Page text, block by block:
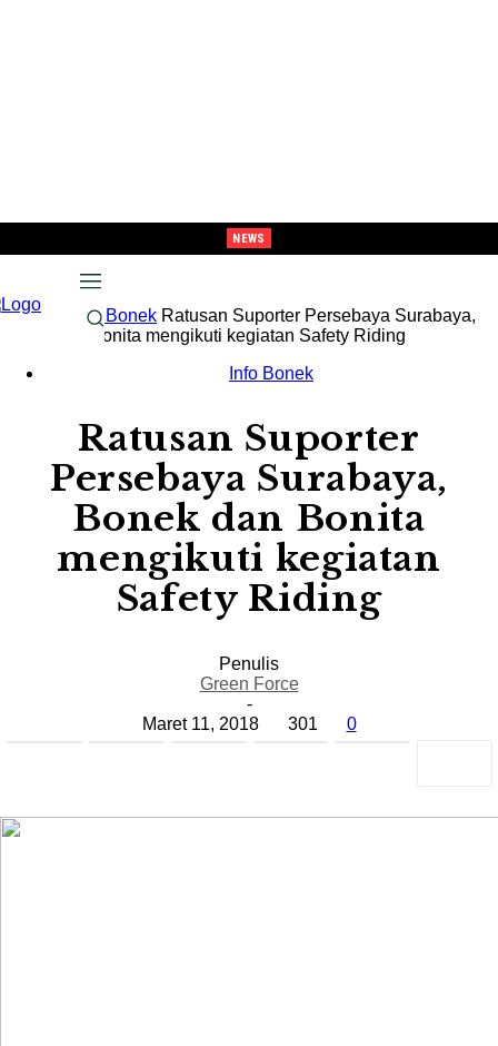
NEWS
Beranda Info Bonek Ratusan Suporter Persebaya Surabaya,
Bonek dan Bonita mengikuti kegiatan Safety Riding
Info Bonek
Ratusan Suporter
Persebaya Surabaya,
Bonek dan Bonita
mengikuti kegiatan
Safety Riding
Penulis
Green Force
-
Maret 11, 2018
301 0